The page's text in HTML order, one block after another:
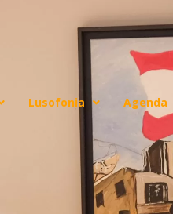
Lusofonia Agenda